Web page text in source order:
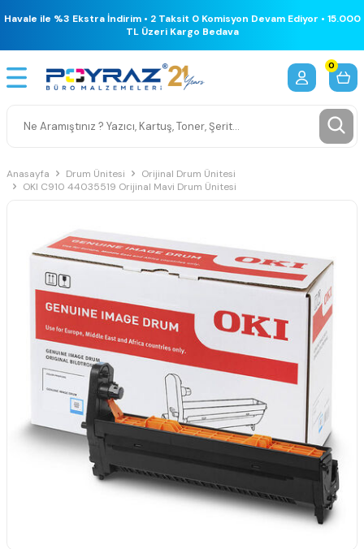
Havale ile %3 Ekstra İndirim • 2 Taksit 0 Komisyon Devam Ediyor • 15.000
TL Üzeri Kargo Bedava
0
Anasayfa Drum Ünitesi
Orijinal Drum Ünitesi
OKI C910 44035519 Orijinal Mavi Drum Ünitesi